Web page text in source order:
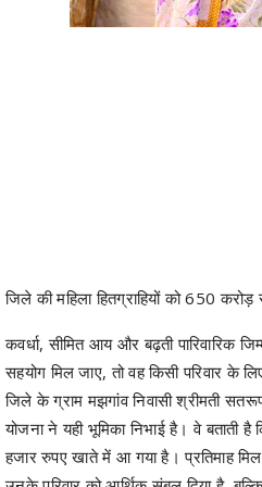
सहयोग मिल जाए, तो वह किसी परिवार के
जिले के ग्राम मझगांव निवासी श्रीमती
योजना ने यही भूमिका निभाई है। वे
हजार रुपए खाते में आ गया है। प्रतिमाह
उनके परिवार को आर्थिक संबल दिया है,
आवश्यकताओं को पूरा करने में भी सहयोग